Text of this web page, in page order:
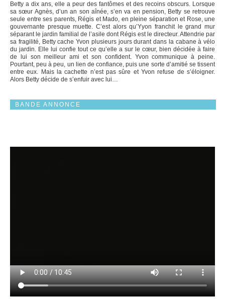
Betty a dix ans, elle a peur des fantômes et des recoins obscurs. Lorsque
sa sœur Agnès, d’un an son aînée, s’en va en pension, Betty se retrouve
seule entre ses parents, Régis et Mado, en pleine séparation et Rose, une
gouvernante presque muette. C’est alors qu’Yyon franchit le grand mur
séparant le jardin familial de l’asile dont Régis est le directeur. Attendrie par
sa fragilité, Betty cache Yvon plusieurs jours durant dans la cabane à vélo
du jardin. Elle lui confie tout ce qu’elle a sur le cœur, bien décidée à faire
de lui son meilleur ami et son confident. Yvon communique à peine.
Pourtant, peu à peu, un lien de confiance, puis une sorte d’amitié se tissent
entre eux. Mais la cachette n’est pas sûre et Yvon refuse de s’éloigner.
Alors Betty décide de s’enfuir avec lui…
BANDE ANNONCE